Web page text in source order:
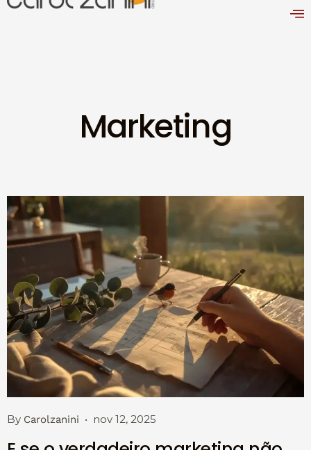
Marketing
By Carolzanini nov 12, 2025